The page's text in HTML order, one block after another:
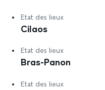
Etat des lieux
Cilaos
Etat des lieux
Bras-Panon
Etat des lieux